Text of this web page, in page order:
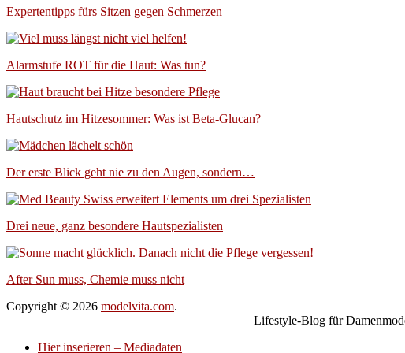
Expertentipps fürs Sitzen gegen Schmerzen
Alarmstufe ROT für die Haut: Was tun?
Hautschutz im Hitzesommer: Was ist Beta-Glucan?
Der erste Blick geht nie zu den Augen, sondern…
Drei neue, ganz besondere Hautspezialisten
After Sun muss, Chemie muss nicht
Copyright © 2026 modelvita.com.
Lifestyle-Blog für
Hier inserieren – Mediadaten